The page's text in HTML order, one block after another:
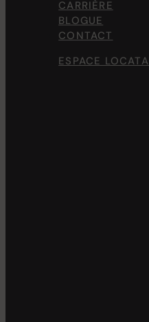
CARRIÈRE
BLOGUE
CONTACT
ESPACE